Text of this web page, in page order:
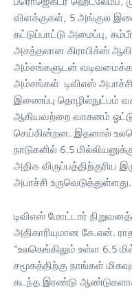
விளக்குகள், 5 அங்குல
கட்டுப்பாட்டு அமைப்பு,
அசத்தலான கிராபிக்ஸ்
அம்சங்களுடன்
அம்சங்கள் டிவிஎஸ்
இணைப்பு தொழில்நுட்பம்
ஆகியவற்றை வாகனம்
செய்கின்றன. இதனால்
நாடுகளில் 6.5
அதிக விருப்பத்திற்குரிய
அபாச்சி உருவெடுத்துள்ளது.
டிவிஎஸ் மோட்டார்
அதிகாரியுமான கே.என்.
“உலகெங்கிலும் உள்ள 6.5
சமூகத்திற்கு நாங்கள்
கடந்த இரண்டு